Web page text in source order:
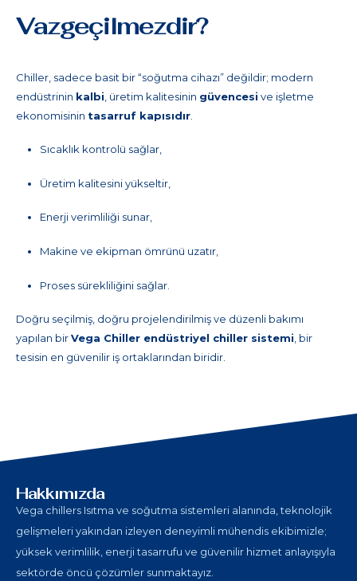
Vazgeçilmezdir?
Chiller, sadece basit bir “soğutma cihazı” değildir; modern
endüstrinin kalbi , üretim kalitesinin güvencesi ve işletme
ekonomisinin tasarruf kapısıdır
Sıcaklık kontrolü sağlar,
Üretim kalitesini yükseltir,
Enerji verimliliği sunar,
Makine ve ekipman ömrünü uzatır,
Proses sürekliliğini sağlar.
Doğru seçilmiş, doğru projelendirilmiş ve düzenli bakımı
yapılan birVega Chiller endüstriyel chiller sistemi , bir
tesisin en güvenilir iş ortaklarından biridir.
Hakkımızda
Vega chillers Isıtma ve soğutma sistemleri alanında, teknolojik
gelişmeleri yakından izleyen deneyimli mühendis ekibimizle;
yüksek verimlilik, enerji tasarrufu ve güvenilir hizmet anlayışıyla
sektörde öncü çözümler sunmaktayız.